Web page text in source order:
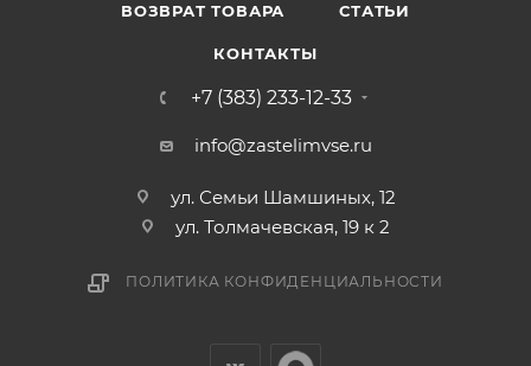
ВОЗВРАТ ТОВАРА СТАТЬИ
КОНТАКТЫ
+7 (383) 233-12-33
info@zastelimvse.ru
ул. Семьи Шамшиных, 12
ул. Толмачевская, 19 к 2
ПОЛИТИКА КОНФИДЕНЦИАЛЬНОСТИ